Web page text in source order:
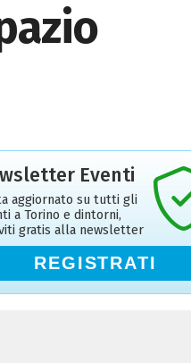
Eventi
aggiornato su tutti gli
a Torino e dintorni,
gratis alla newsletter
REGISTRATI